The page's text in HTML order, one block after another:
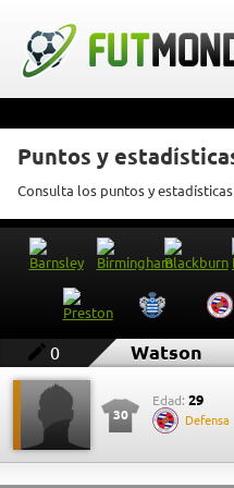
Puntos y
Consulta los puntos y
0 Watson
30
Edad: 29
Defensa